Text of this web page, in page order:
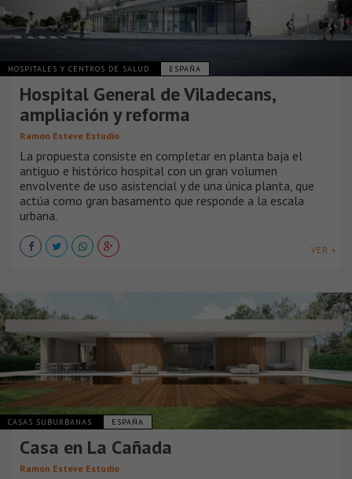
HOSPITALES Y CENTROS DE SALUD ESPAÑA
Hospital General de Viladecans,
ampliación y reforma
Ramon Esteve Estudio
La propuesta consiste en completar en planta baja el
antiguo e histórico hospital con un gran volumen
envolvente de uso asistencial y de una única planta, que
actúa como gran basamento que responde a la escala
urbana.
VER +
CASAS SUBURBANAS ESPAÑA
Casa en La Cañada
Ramon Esteve Estudio